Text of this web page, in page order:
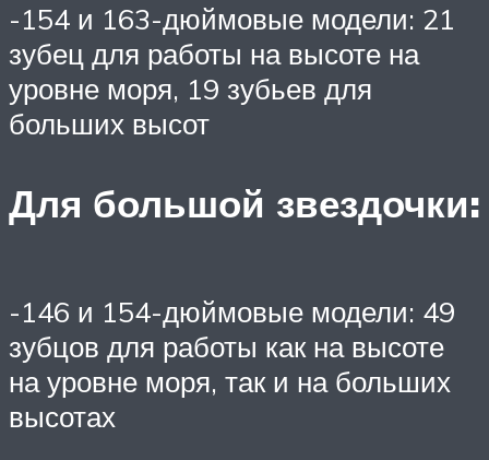
-154 и 163-дюймовые модели: 21
зубец для работы на высоте на
уровне моря, 19 зубьев для
больших высот
Для большой звездочки:
-146 и 154-дюймовые модели: 49
зубцов для работы как на высоте
на уровне моря, так и на больших
высотах